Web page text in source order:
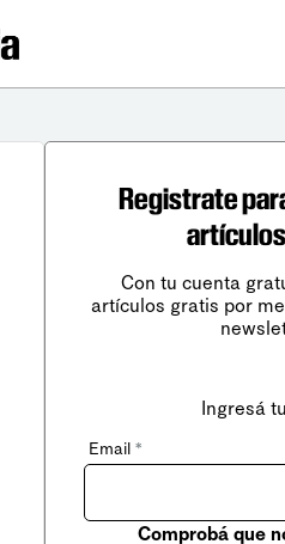
Registrate
Con tu cuenta
artículos gratis por
Ingresá
Email *
Comprobá que